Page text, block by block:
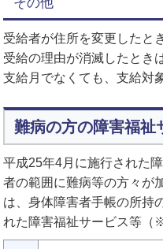
受給者が住所を変更したと
受給の理由が消滅したとき
支給月でなくても、支給対
難病の方の障害福祉
平成25年4月に施行された
者の範囲に難病等の方々が
は、身体障害者手帳の所持
れた障害福祉サービス等（